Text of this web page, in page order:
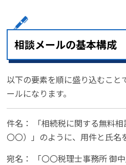
相談メールの基本構成
以下の要素を順に盛り込むこと
ールになります。
件名： 「相続税に関する無料
〇〇）」のように、用件と氏名
宛名： 「〇〇税理士事務所 御